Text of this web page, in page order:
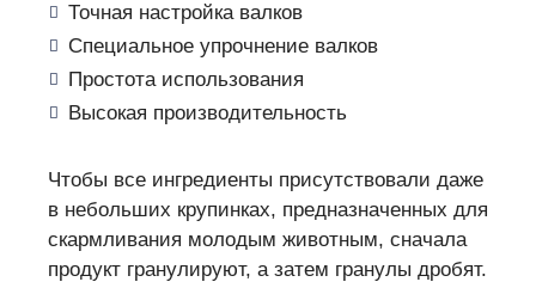
Точная настройка валков
Специальное упрочнение валков
Простота использования
Высокая производительность
Чтобы все ингредиенты присутствовали даже
в небольших крупинках, предназначенных для
скармливания молодым животным, сначала
продукт гранулируют, а затем гранулы дробят.